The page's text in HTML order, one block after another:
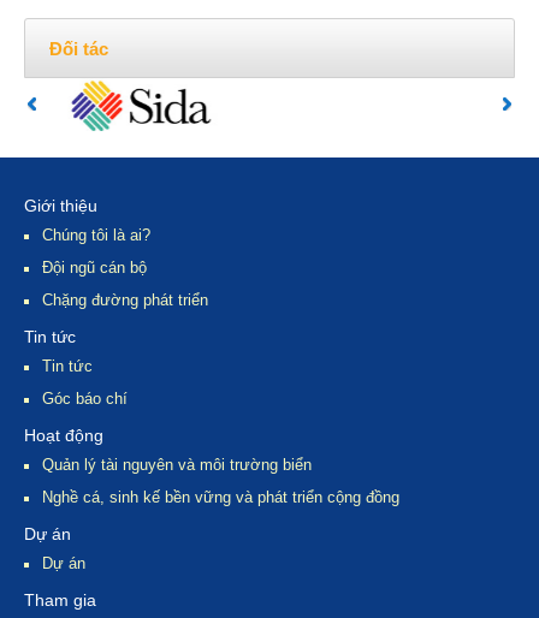
Đối tác
Giới thiệu
Chúng tôi là ai?
Đội ngũ cán bộ
Chặng đường phát triển
Tin tức
Tin tức
Góc báo chí
Hoạt động
Quản lý tài nguyên và môi trường biển
Nghề cá, sinh kế bền vững và phát triển cộng đồng
Dự án
Dự án
Tham gia